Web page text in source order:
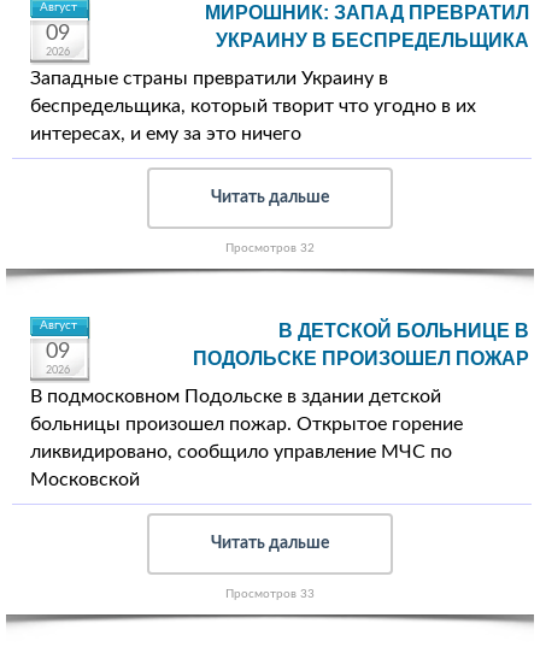
Август
09
2026
МИРОШНИК: ЗАПАД ПРЕВРАТИЛ
УКРАИНУ В БЕСПРЕДЕЛЬЩИКА
Западные страны превратили Украину в
беспредельщика, который творит что угодно в их
интересах, и ему за это ничего
Читать дальше
Просмотров 32
Август
09
2026
В ДЕТСКОЙ БОЛЬНИЦЕ В
ПОДОЛЬСКЕ ПРОИЗОШЕЛ ПОЖАР
В подмосковном Подольске в здании детской
больницы произошел пожар. Открытое горение
ликвидировано, сообщило управление МЧС по
Московской
Читать дальше
Просмотров 33